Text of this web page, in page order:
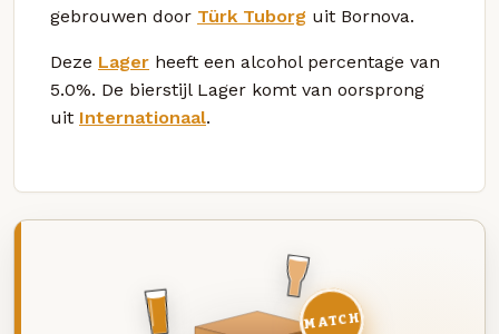
gebrouwen door Türk Tuborg uit Bornova.
Deze Lager heeft een alcohol percentage van
5.0%. De bierstijl Lager komt van oorsprong
uit Internationaal.
MATCH